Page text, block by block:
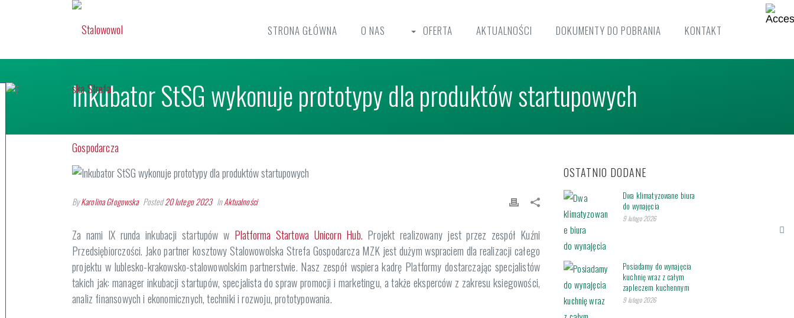
STRONA GŁÓWNA O NAS OFERTA AKTUALNOŚCI DOKUMENTY DO POBRANIA KONTAKT
Inkubator StSG wykonuje prototypy dla produktów startupowych
ByKarolina Głogowska Posted20 lutego 2023 InAktualności
Za nami IX runda inkubacji startupów w Platforma Startowa Unicorn Hub. Projekt realizowany jest przez zespół Kuźni
Przedsiębiorczości. Jako partner kosztowy Stalowowolska Strefa Gospodarcza MZK jest dużym wspraciem dla realizacji całego
projektu w lublesko-krakowsko-stalowowolskim partnerstwie. Nasz zespół wspiera kadrę Platformy dostarczając specjalistów
takich jak: manager inkubacji startupów, specjalista do spraw promocji i marketingu, a także eksperców z zakresu ksiegowości,
analiz finansowych i ekonomicznych, techniki i rozwoju, prototypowania.
OSTATNIO DODANE
Dwa klimatyzowane biura
do wynajęcia
9 lutego 2026
Posiadamy do wynajęcia
kuchnię wraz z całym
zapleczem kuchennym
9 lutego 2026